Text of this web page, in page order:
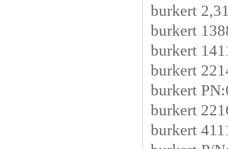
burkert
burkert
burkert
burkert
burkert
burkert
burkert